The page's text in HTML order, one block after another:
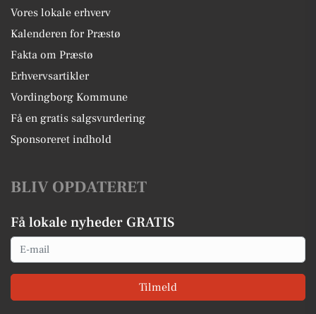
Vores lokale erhverv
Kalenderen for Præstø
Fakta om Præstø
Erhvervsartikler
Vordingborg Kommune
Få en gratis salgsvurdering
Sponsoreret indhold
BLIV OPDATERET
Få lokale nyheder GRATIS
Email
Tilmeld